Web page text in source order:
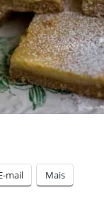
mail Mais